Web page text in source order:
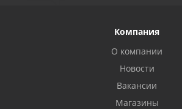
Компания
О компании
Новости
Вакансии
Магазины